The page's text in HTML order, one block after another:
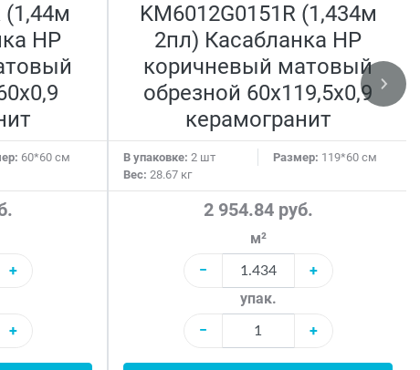
(1,44м
HP
60*60 см
+
+
KM6012G0151R (1,434м
2пл) Касабланка HP
коричневый матовый
обрезной 60x119,5x0,9
керамогранит
В упаковке: 2 шт Размер: 119*60 см
Вес: 28.67 кг
2 954.84 руб.
м²
−
+
упак.
−
+